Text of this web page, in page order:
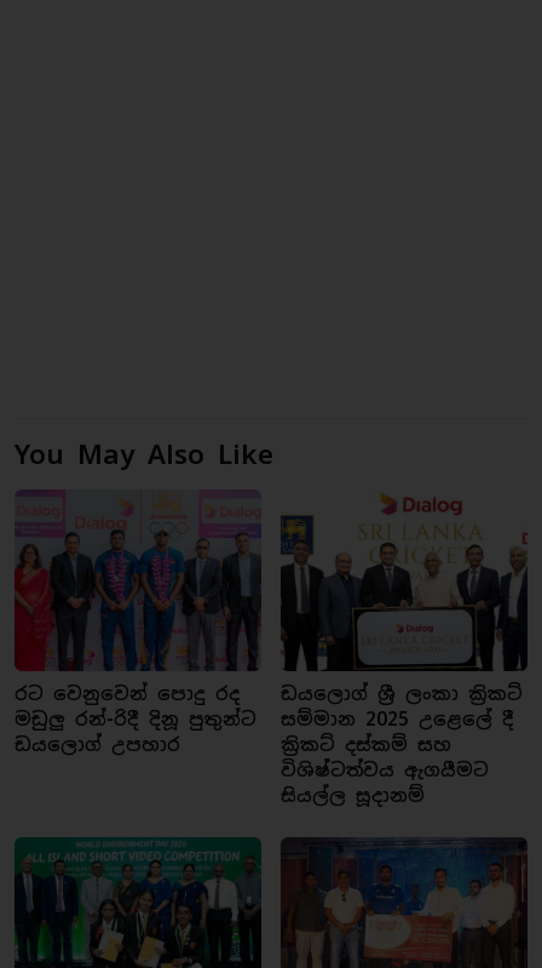
You May Also Like
රට වෙනුවෙන් පොදු රද
මඩුලු රන්-රිදී දිනූ පුතුන්ට
ඩයලොග් උපහාර
ඩයලොග් ශ්‍රී ලංකා ක්‍රිකට්
සම්මාන 2025 උළෙලේ දී
ක්‍රිකට් දස්කම් සහ
විශිෂ්ටත්වය ඇගයීමට
සියල්ල සූදානම්